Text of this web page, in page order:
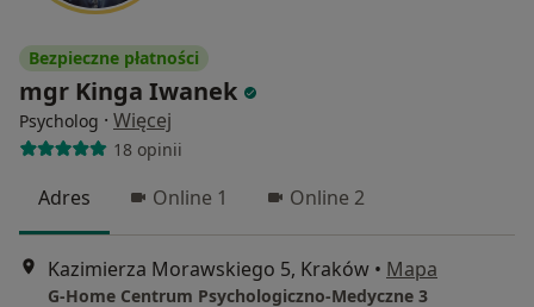
Bezpieczne płatności
mgr Kinga Iwanek
Psycholog · Więcej
18 opinii
Adres Online 1 Online 2
Kazimierza Morawskiego 5, Kraków • Mapa
G-Home Centrum Psychologiczno-Medyczne 3